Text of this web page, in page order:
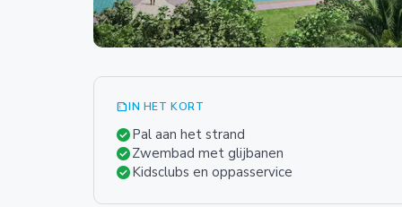
summarizeIN HET KORT
check_circlePal aan het strand
check_circleZwembad met glijbanen
check_circleKidsclubs en oppasservice